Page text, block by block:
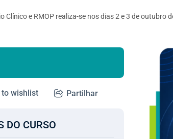
Clínico e RMOP realiza-se nos dias 2 e 3 de outubro
wishlist Partilhar
DO CURSO